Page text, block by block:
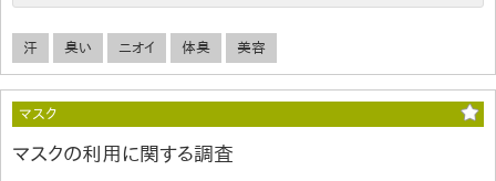
汗 臭い ニオイ 体臭 美容
マスク
マスクの利用に関する調査